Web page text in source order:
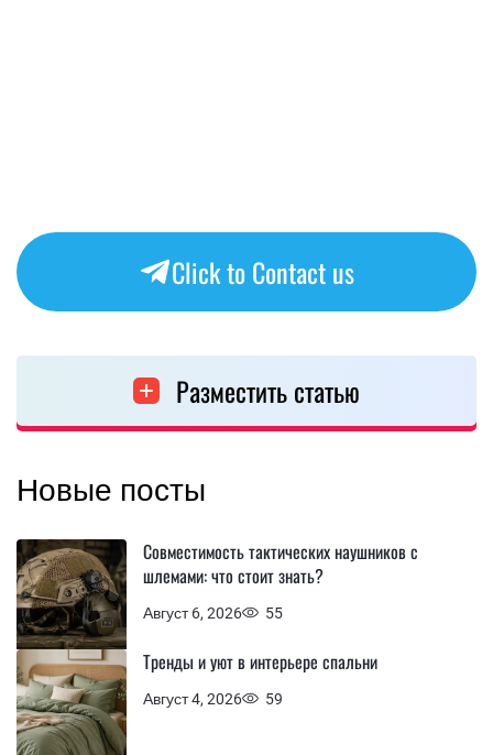
Click to Contact us
Разместить статью
Новые посты
Август 6, 2026 55
Совместимость тактических наушников с
шлемами: что стоит знать?
Август 4, 2026 59
Тренды и уют в интерьере спальни